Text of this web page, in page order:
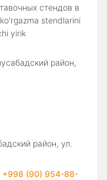
стендов в
stendlarini
yirik
район,
район, ул.
+998 (90) 954-88-